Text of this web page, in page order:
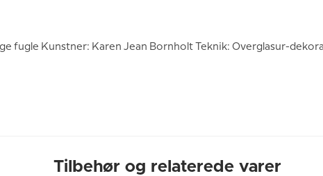
fugle Kunstner: Karen Jean Bornholt Teknik: Overglasur-
Tilbehør og relaterede varer